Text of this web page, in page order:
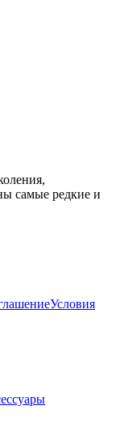
самые редкие и
Условия